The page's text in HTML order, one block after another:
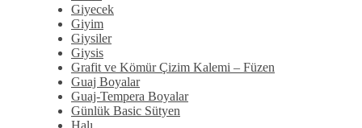
Giyecek
Giyim
Giysiler
Giysis
Grafit ve Kömür Çizim Kalemi – Füzen
Guaj Boyalar
Guaj-Tempera Boyalar
Günlük Basic Sütyen
Halı